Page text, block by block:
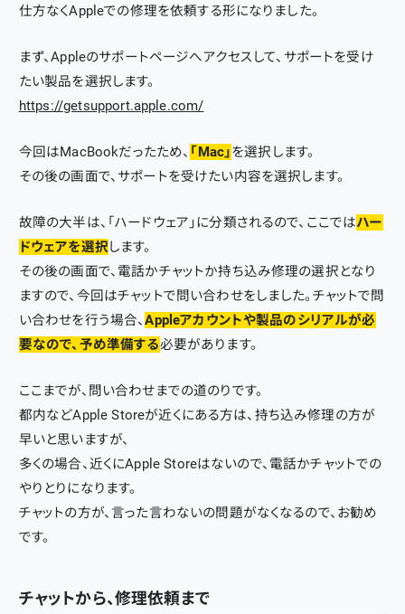
仕方なくAppleでの修理を依頼する形になりました。
まず、Appleのサポートページへアクセスして、サポートを受け
たい製品を選択します。
https://getsupport.apple.com/
今回はMacBookだったため、 「Mac」を選択します。
その後の画面で、サポートを受けたい内容を選択します。
故障の大半は、「ハードウェア」に分類されるので、ここではハー
ドウェアを選択します。
その後の画面で、電話かチャットか持ち込み修理の選択となり
ますので、今回はチャットで問い合わせをしました。チャットで問
い合わせを行う場合、Appleアカウントや製品のシリアルが必
要なので、予め準備する必要があります。
ここまでが、問い合わせまでの道のりです。
都内などApple Storeが近くにある方は、持ち込み修理の方が
早いと思いますが、
多くの場合、近くにApple Storeはないので、電話かチャットでの
やりとりになります。
チャットの方が、言った言わないの問題がなくなるので、お勧め
です。
チャットから、修理依頼まで